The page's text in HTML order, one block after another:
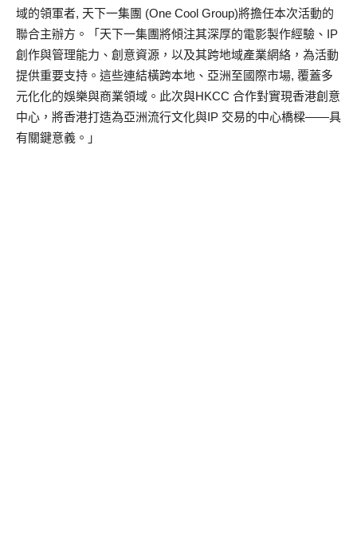
域的領軍者, 天下一集團 (One Cool Group)將擔任本次活動的
聯合主辦方。「天下一集團將傾注其深厚的電影製作經驗、IP
創作與管理能力、創意資源，以及其跨地域產業網絡，為活動
提供重要支持。這些連結橫跨本地、亞洲至國際市場, 覆蓋多
元化化的娛樂與商業領域。此次與HKCC 合作對實現香港創意
中心，將香港打造為亞洲流行文化與IP 交易的中心橋樑——具
有關鍵意義。」